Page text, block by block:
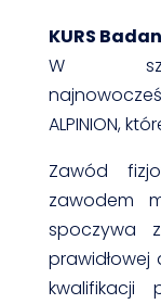
KURS
W
ALPINION,
Zawód
zawodem
spoczywa
kwalifikacji